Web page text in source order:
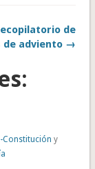
de
de adviento →
Constitución y